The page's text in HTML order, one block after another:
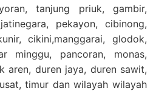
tanjung priuk, gambir,
pekayon, cibinong,
cikini,manggarai, glodok,
minggu, pancoran, monas,
aren, duren jaya, duren sawit,
timur dan wilayah wilayah